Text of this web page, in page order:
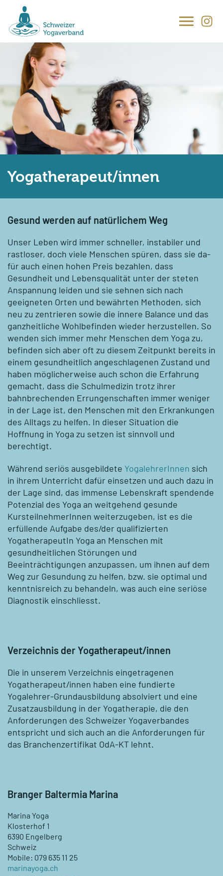
navigation
Yogatherapeut/innen
Gesund werden auf natürlichem Weg
Unser Leben wird immer schneller, instabiler und
rastloser, doch viele Menschen spüren, dass sie da­
für auch einen hohen Preis bezahlen, dass
Gesundheit und Lebensqualität unter der steten
Anspan­nung leiden und sie sehnen sich nach
geeigneten Orten und bewährten Methoden, sich
neu zu zentrieren sowie die innere Balance und das
ganzheitliche Wohlbefinden wieder herzustellen. So
wenden sich immer mehr Menschen dem Yoga zu,
befinden sich aber oft zu diesem Zeitpunkt bereits in
einem gesundheitlich angeschlagenen Zustand und
haben möglicherweise auch schon die Erfahrung
gemacht, dass die Schulmedizin trotz ihrer
bahnbrechenden Errungenschaften immer weniger
in der Lage ist, den Menschen mit den Erkrankungen
des Alltags zu helfen. In dieser Situation die
Hoffnung in Yoga zu setzen ist sinnvoll und
berechtigt.
Während seriös ausgebildete YogalehrerInnen sich
in ihrem Unterricht dafür einsetzen und auch dazu in
der Lage sind, das immense Lebenskraft spendende
Potenzial des Yoga an weitgehend gesunde
KursteilnehmerInnen weiterzugeben, ist es die
erfüllende Aufgabe des/der qualifizierten
YogatherapeutIn Yoga an Menschen mit
gesundheitlichen Störungen und
Beeinträchtigungen anzupassen, um ihnen auf dem
Weg zur Gesundung zu helfen, bzw. sie optimal und
kenntnisreich zu behandeln, was auch eine seriöse
Diagnostik einschliesst.
Verzeichnis der Yogatherapeut/innen
Die in unserem Verzeichnis eingetragenen
Yogatherapeut/innen haben eine fundierte
Yogalehrer-Grundausbildung absolviert und eine
Zusatzausbildung in der Yogatherapie, die den
Anforderungen des Schweizer Yogaverbandes
entspricht und sich auch an die Anforderungen für
das Branchenzertifikat OdA-KT lehnt.
Branger Baltermia Marina
Marina Yoga
Klosterhof 1
6390 Engelberg
Schweiz
Mobile: 079 635 11 25
marinayoga.ch